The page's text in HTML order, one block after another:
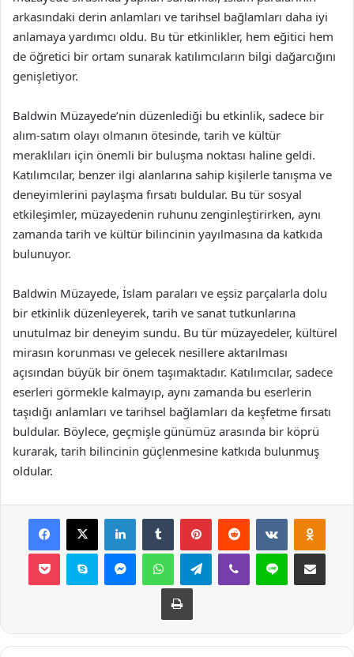
arkasındaki derin anlamları ve tarihsel bağlamları daha iyi
anlamaya yardımcı oldu. Bu tür etkinlikler, hem eğitici hem
de öğretici bir ortam sunarak katılımcıların bilgi dağarcığını
genişletiyor.
Baldwin Müzayede’nin düzenlediği bu etkinlik, sadece bir
alım-satım olayı olmanın ötesinde, tarih ve kültür
meraklıları için önemli bir buluşma noktası haline geldi.
Katılımcılar, benzer ilgi alanlarına sahip kişilerle tanışma ve
deneyimlerini paylaşma fırsatı buldular. Bu tür sosyal
etkileşimler, müzayedenin ruhunu zenginleştirirken, aynı
zamanda tarih ve kültür bilincinin yayılmasına da katkıda
bulunuyor.
Baldwin Müzayede, İslam paraları ve eşsiz parçalarla dolu
bir etkinlik düzenleyerek, tarih ve sanat tutkunlarına
unutulmaz bir deneyim sundu. Bu tür müzayedeler, kültürel
mirasın korunması ve gelecek nesillere aktarılması
açısından büyük bir önem taşımaktadır. Katılımcılar, sadece
eserleri görmekle kalmayıp, aynı zamanda bu eserlerin
taşıdığı anlamları ve tarihsel bağlamları da keşfetme fırsatı
buldular. Böylece, geçmişle günümüz arasında bir köprü
kurarak, tarih bilincinin güçlenmesine katkıda bulunmuş
oldular.
Facebook
X LinkedInTumblr PinterestReddit VKontakte
Pocket Skype MessengerWhatsAppTelegramViber Line E-Posta ile
Yazdır